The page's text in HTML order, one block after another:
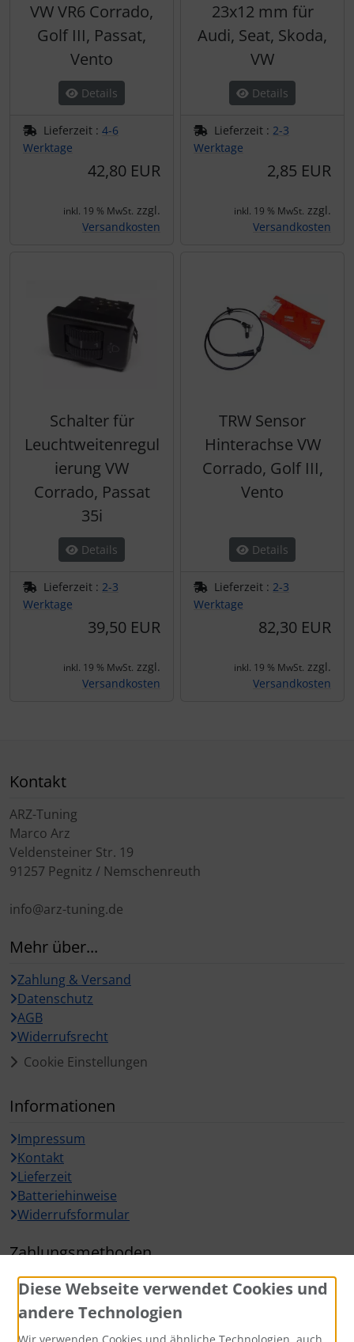
VW VR6 Corrado,
Golf III, Passat,
Vento
Details
Lieferzeit : 4-6
Werktage
42,80 EUR
inkl. 19 % MwSt. zzgl.
Versandkosten
23x12 mm für
Audi, Seat, Skoda,
VW
Details
Lieferzeit : 2-3
Werktage
2,85 EUR
inkl. 19 % MwSt. zzgl.
Versandkosten
Schalter für
Leuchtweitenregul
ierung VW
Corrado, Passat
35i
Details
Lieferzeit : 2-3
Werktage
39,50 EUR
inkl. 19 % MwSt. zzgl.
Versandkosten
TRW Sensor
Hinterachse VW
Corrado, Golf III,
Vento
Details
Lieferzeit : 2-3
Werktage
82,30 EUR
inkl. 19 % MwSt. zzgl.
Versandkosten
Kontakt
ARZ-Tuning
Marco Arz
Veldensteiner Str. 19
91257 Pegnitz / Nemschenreuth
info@arz-tuning.de
Mehr über...
Zahlung & Versand
Datenschutz
AGB
Widerrufsrecht
Cookie Einstellungen
Informationen
Impressum
Kontakt
Lieferzeit
Batteriehinweise
Widerrufsformular
Zahlungsmethoden
Diese Webseite verwendet Cookies und
andere Technologien